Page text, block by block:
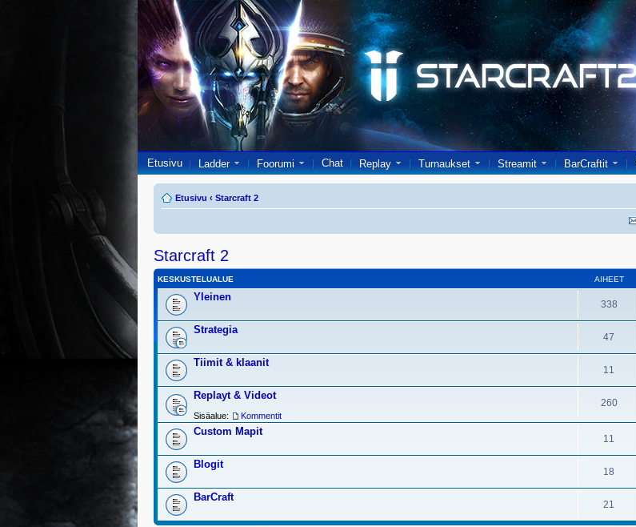
Etusivu Ladder Foorumi Chat Replay Turnaukset Streamit BarCraftit
Etusivu ‹ Starcraft 2
Starcraft 2
KESKUSTELUALUE AIHEET
Yleinen
338
Strategia
47
Tiimit & klaanit
11
Replayt & Videot
Sisäalue: Kommentit
260
Custom Mapit
11
Blogit
18
BarCraft
21